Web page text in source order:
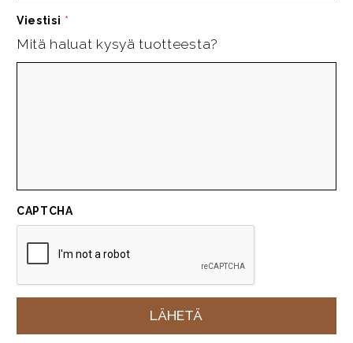
Viestisi *
Mitä haluat kysyä tuotteesta?
CAPTCHA